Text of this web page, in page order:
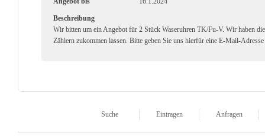
Beschreibung
Wir bitten um ein Angebot für 2 Stück Waseruhren TK/Fu-V. Wir haben
Zählern zukommen lassen. Bitte geben Sie uns hierfür eine E-Mail-Adresse
Suche Eintragen Anfragen